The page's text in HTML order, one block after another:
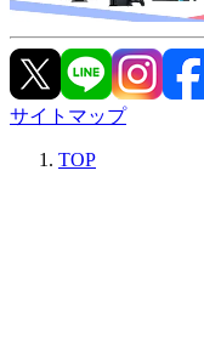
サイトマップ
TOP